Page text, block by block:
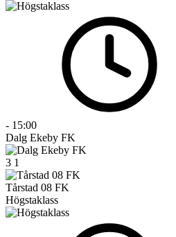
- 15:00
Dalg Ekeby FK
3 1
Tårstad 08 FK
Högstaklass